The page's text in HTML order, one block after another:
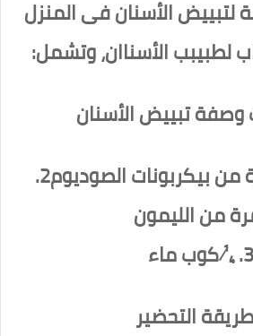
الأسنان فى المنزل
لطبيبب الأسناان، وتشمل:
تبييض الأسنان
1. ملعقة كبيرة من بيكربونات الصوديوم2.
من الليمون
3. ¼ كوب ماء
التحضير